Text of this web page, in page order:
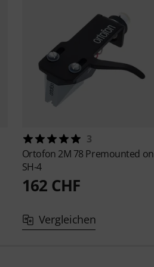
3
Ortofon 2M 78 Premounted on
SH-4
162 CHF
Vergleichen